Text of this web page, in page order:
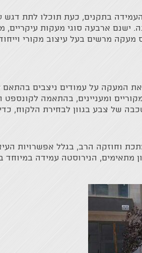
בתקנים, כעת תוכלו לתת
ארבעה סוגי מעקות עיקריים,
מעקה מרשים בעל עיצוב מקורי
המעקה על עמודים ניצבים
ומעניינים, בהתאמה
של צבע בגוון לבחירת הלקוח, כדי
וחוזקה הרב, בגלל אפשרויות
מתאימים, הנירוסטה עמידה במיוחד